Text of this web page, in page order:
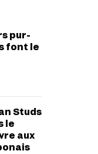
pur-
font le
Studs
le
aux